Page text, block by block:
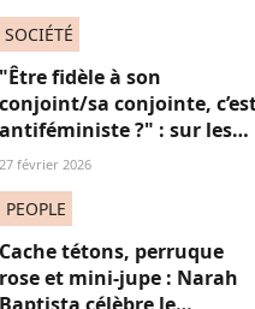
SOCIÉTÉ
"Être fidèle à son
conjoint/sa conjointe,
antiféministe ?" : sur les
réseaux sociaux, cette
27 février 2026
PEOPLE
Cache tétons, perruque
rose et mini-jupe : Narah